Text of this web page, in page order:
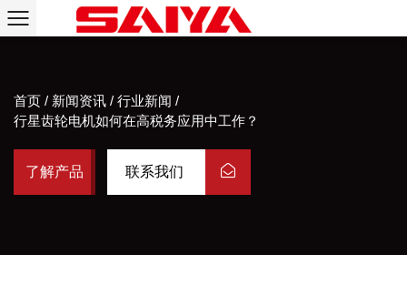
首页 / 新闻资讯 / 行业新闻 /
行星齿轮电机如何在高税务应用中工作？
了解产品 联系我们